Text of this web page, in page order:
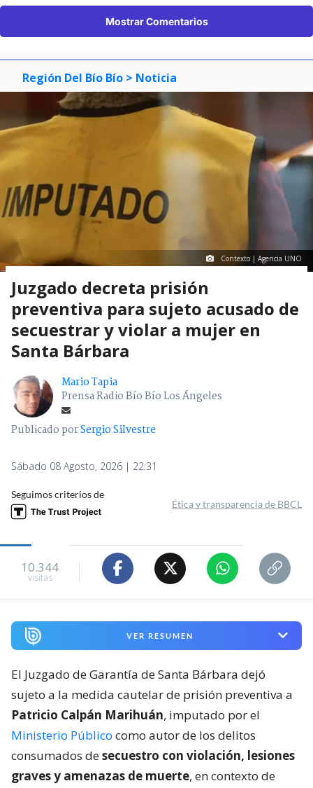
Mostrar Comentarios
Región Del Bío Bío > Noticia
Contexto | Agencia UNO
Juzgado decreta prisión
preventiva para sujeto acusado de
secuestrar y violar a mujer en
Santa Bárbara
Mario Tapia
Prensa Radio Bío Bío Los Ángeles
Publicado porSergio Silvestre
Sábado 08 Agosto, 2026 | 22:31
Seguimos criterios de
Ética y transparencia de BBCL
10.344
visitas
VER RESUMEN
El Juzgado de Garantía de Santa Bárbara dejó
sujeto a la medida cautelar de prisión preventiva a
Patricio Calpán Marihuán, imputado por el
Ministerio Público como autor de los delitos
consumados desecuestro con violación, lesiones
graves y amenazas de muerte, en contexto de